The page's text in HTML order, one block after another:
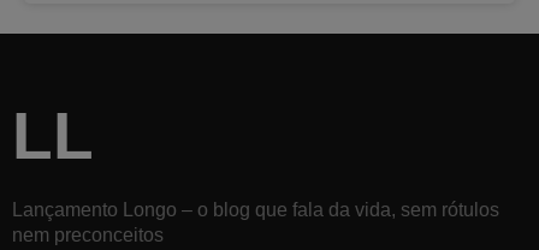
LL
Lançamento Longo – o blog que fala da vida, sem rótulos
nem preconceitos